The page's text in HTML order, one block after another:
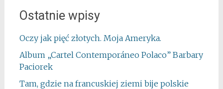
Ostatnie wpisy
Oczy jak pięć złotych. Moja Ameryka.
Album „Cartel Contemporáneo Polaco” Barbary
Paciorek
Tam, gdzie na francuskiej ziemi bije polskie